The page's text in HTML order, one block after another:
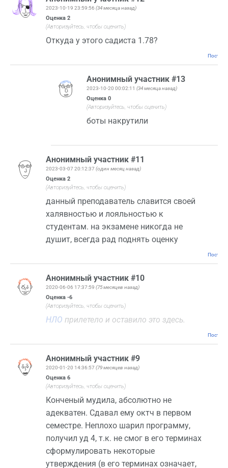
2023-10-19 23:59:56 (34 месяца назад)
Оценка 2
(Авторизуйтесь, чтобы оценить)
Откуда у этого садиста 1.78?
Анонимный участник #13
2023-10-20 00:02:11(34 месяца назад)
Оценка0
(Авторизуйтесь, чтобы оценить)
боты накрутили
Анонимный участник #11
2023-03-07 20:12:37 (один месяц назад)
Оценка 2
(Авторизуйтесь, чтобы оценить)
данный преподаватель славится своей
халявностью и лояльностью к
студентам. на экзамене никогда не
душит, всегда рад поднять оценку
Анонимный участник #10
2020-06-06 17:37:59 (75 месяцев назад)
Оценка -6
(Авторизуйтесь, чтобы оценить)
НЛО прилетело и оставило это здесь.
Анонимный участник #9
2020-01-20 14:36:57 (79 месяцев назад)
Оценка 6
(Авторизуйтесь, чтобы оценить)
Конченый мудила, абсолютно не
адекватен. Сдавал ему октч в первом
семестре. Неплохо шарил программу,
получил уд 4, т.к. не смог в его терминах
сформулировать некоторые
утверждения (в его терминах означает,